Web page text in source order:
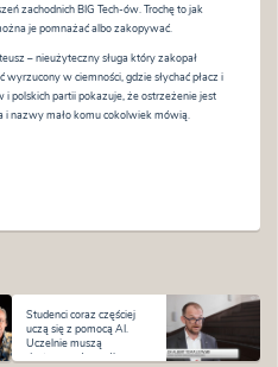
zachodnich BIG Tech-ów. Trochę to jak
je pomnażać albo zakopywać.
– nieużyteczny sługa który zakopał
w ciemności, gdzie słychać płacz i
polskich partii pokazuje, że ostrzeżenie jest
i nazwy mało komu cokolwiek mówią.
Studenci coraz częściej
uczą się z pomocą AI.
Uczelnie muszą
dostosować sposób